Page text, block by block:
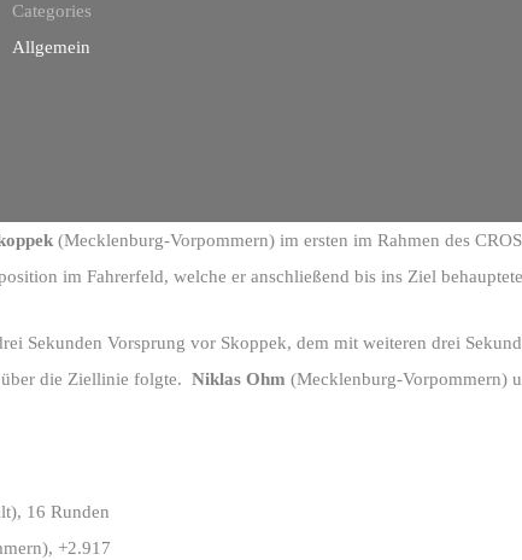
Categories
Allgemein
(Mecklenburg-Vorpommern) im ersten im Rahmen des
im Fahrerfeld, welche er anschließend bis ins Ziel
Sekunden Vorsprung vor Skoppek, dem mit weiteren drei
die Ziellinie folgte. Niklas Ohm (Mecklenburg-Vorpommern)
16 Runden
+2.917